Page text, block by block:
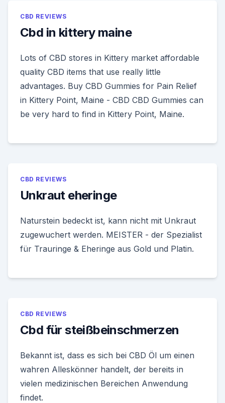
CBD REVIEWS
Cbd in kittery maine
Lots of CBD stores in Kittery market affordable
quality CBD items that use really little
advantages. Buy CBD Gummies for Pain Relief
in Kittery Point, Maine - CBD CBD Gummies can
be very hard to find in Kittery Point, Maine.
CBD REVIEWS
Unkraut eheringe
Naturstein bedeckt ist, kann nicht mit Unkraut
zugewuchert werden. MEISTER - der Spezialist
für Trauringe & Eheringe aus Gold und Platin.
CBD REVIEWS
Cbd für steißbeinschmerzen
Bekannt ist, dass es sich bei CBD Öl um einen
wahren Alleskönner handelt, der bereits in
vielen medizinischen Bereichen Anwendung
findet.